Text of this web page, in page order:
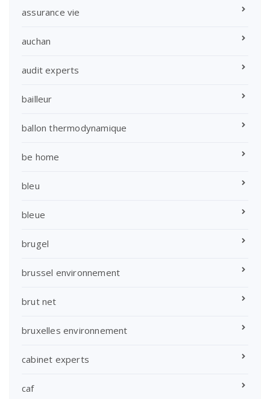
assurance vie
auchan
audit experts
bailleur
ballon thermodynamique
be home
bleu
bleue
brugel
brussel environnement
brut net
bruxelles environnement
cabinet experts
caf